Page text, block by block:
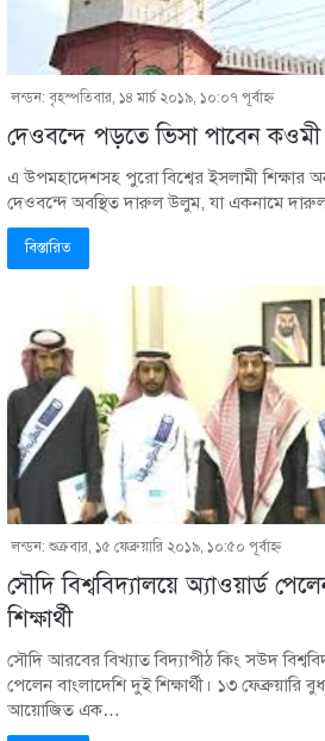
লন্ডন: বৃহস্পতিবার, ১৪ মার্চ ২০১৯, ১০:০৭ পূর্বাহ্ণ
দেওবন্দে পড়তে ভিসা পাবেন কওমী
এ উপমহাদেশসহ পুরো বিশ্বের ইসলামী শিক্ষার
দেওবন্দে অবস্থিত দারুল উলুম, যা একনামে
বিস্তারিত
লন্ডন: শুক্রবার, ১৫ ফেব্রুয়ারি ২০১৯, ১০:৫০ পূর্বাহ্ণ
সৌদি বিশ্ববিদ্যালয়ে অ্যাওয়ার্ড
শিক্ষার্থী
সৌদি আরবের বিখ্যাত বিদ্যাপীঠ কিং সউদ
পেলেন বাংলাদেশি দুই শিক্ষার্থী। ১৩ ফেব্রুয়ারি
আয়োজিত এক…